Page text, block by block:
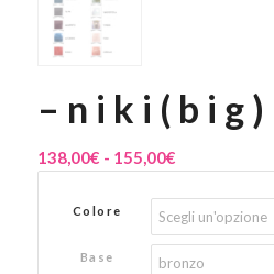
– n i k i ( b i g
138,00€ - 155,00€Fascia
prezzo:
da
138,00€
Colore
Base